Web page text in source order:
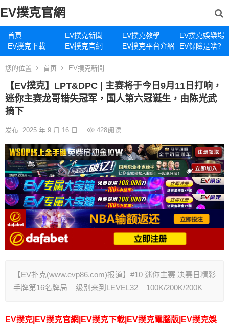
EV撲克官網
首頁 EV撲克新聞 EV撲克教學
EV撲克娛樂場
EV撲克下載
EV撲克官網 EV撲克平台介紹 EV保險是啥?
您的位置 首页 EV撲克新聞
【EV撲克】LPT&DPC | 主赛将于今日9月11日打响，
迷你主赛龙哥错失冠军，国人第六冠诞生，由陈光武
摘下
发布: 2025 年 9 月 16 日 428阅读
【EV扑克(www.evp86.com)报道】#10 迷你主赛 决赛日精彩
手牌第16名牌局 级别来到LEVEL32 100K/200K/200K
EV撲克|EV撲克官網|EV撲克下載|EV撲克電腦版|EV撲克娛